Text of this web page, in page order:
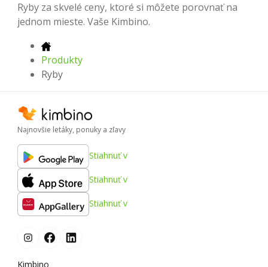
Ryby za skvelé ceny, ktoré si môžete porovnať na
jednom mieste. Vaše Kimbino.
Produkty
Ryby
Najnovšie letáky, ponuky a zľavy
Stiahnuť v
Stiahnuť v
Stiahnuť v
Kimbino